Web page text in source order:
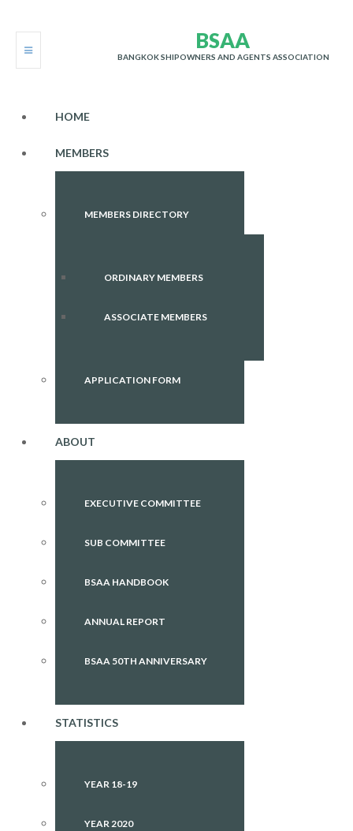
BSAA
BANGKOK SHIPOWNERS AND AGENTS ASSOCIATION
HOME
MEMBERS
MEMBERS DIRECTORY
ORDINARY MEMBERS
ASSOCIATE MEMBERS
APPLICATION FORM
ABOUT
EXECUTIVE COMMITTEE
SUB COMMITTEE
BSAA HANDBOOK
ANNUAL REPORT
BSAA 50TH ANNIVERSARY
STATISTICS
YEAR 18-19
YEAR 2020